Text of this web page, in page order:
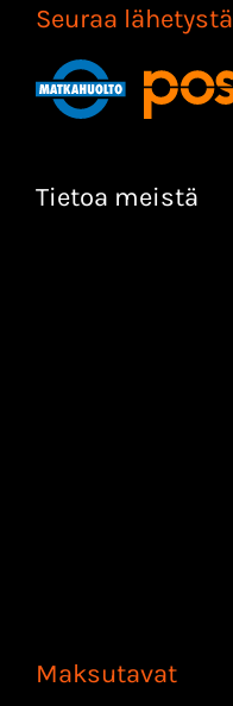
Seuraa lähetystä
Tietoa meistä
Maksutavat